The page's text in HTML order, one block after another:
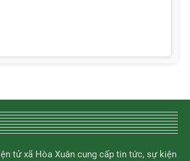
tử xã Hòa Xuân cung cấp tin tức, sự kiện